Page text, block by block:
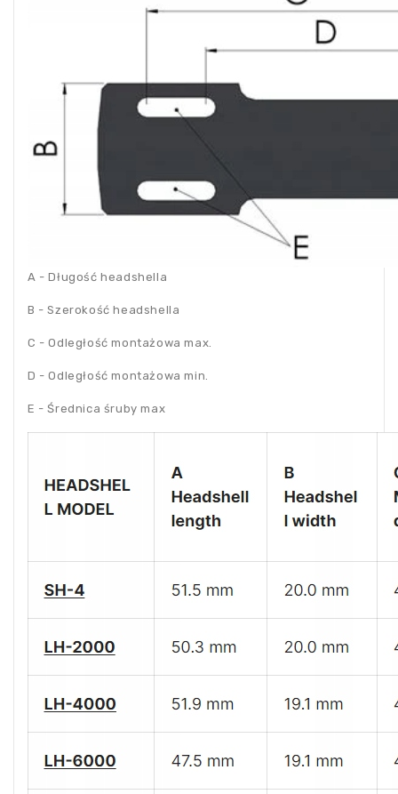
A - Długość headshella
B - Szerokość headshella
C - Odległość montażowa max.
D - Odległość montażowa min.
E - Średnica śruby max